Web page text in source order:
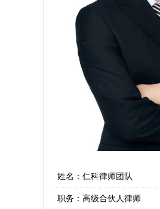
姓名：仁科律师团队
职务：高级合伙人律师